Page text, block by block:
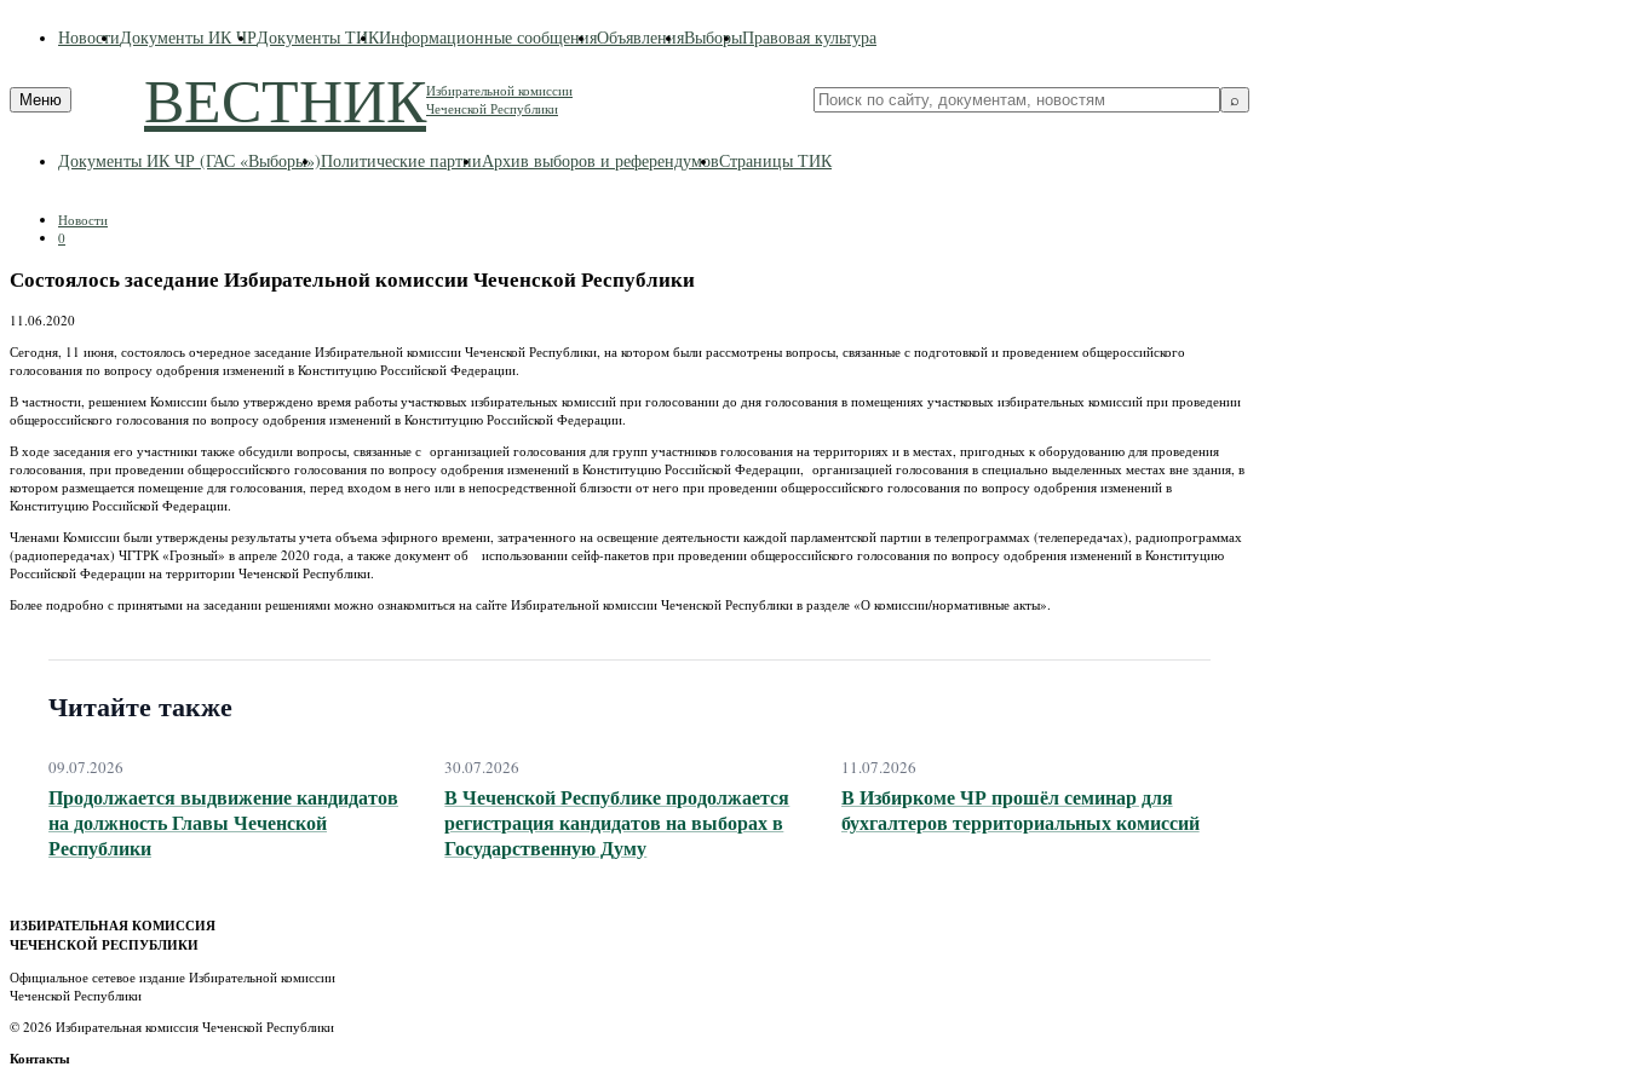
НовостиДокументы ИК ЧРДокументы ТИКИнформационные сообщенияОбъявленияВыборыПравовая культура
Меню ВЕСТНИКИзбирательной комиссии
Чеченской Республики
Поиск
по
⌕
Документы ИК ЧР (ГАС «Выборы»)Политические партииАрхив выборов и референдумовСтраницы ТИК
Новости
0
Состоялось заседание Избирательной комиссии Чеченской Республики
11.06.2020
Сегодня, 11 июня, состоялось очередное заседание Избирательной комиссии Чеченской Республики, на котором были рассмотрены вопросы, связанные с подготовкой и проведением общероссийского
голосования по вопросу одобрения изменений в Конституцию Российской Федерации.
В частности, решением Комиссии было утверждено время работы участковых избирательных комиссий при голосовании до дня голосования в помещениях участковых избирательных комиссий при проведении
общероссийского голосования по вопросу одобрения изменений в Конституцию Российской Федерации.
В ходе заседания его участники также обсудили вопросы, связанные с организацией голосования для групп участников голосования на территориях и в местах, пригодных к оборудованию для проведения
голосования, при проведении общероссийского голосования по вопросу одобрения изменений в Конституцию Российской Федерации, организацией голосования в специально выделенных местах вне здания, в
котором размещается помещение для голосования, перед входом в него или в непосредственной близости от него при проведении общероссийского голосования по вопросу одобрения изменений в
Конституцию Российской Федерации.
Членами Комиссии были утверждены результаты учета объема эфирного времени, затраченного на освещение деятельности каждой парламентской партии в телепрограммах (телепередачах), радиопрограммах
(радиопередачах) ЧГТРК «Грозный» в апреле 2020 года, а также документ об использовании сейф-пакетов при проведении общероссийского голосования по вопросу одобрения изменений в Конституцию
Российской Федерации на территории Чеченской Республики.
Более подробно с принятыми на заседании решениями можно ознакомиться на сайте Избирательной комиссии Чеченской Республики в разделе «О комиссии/нормативные акты».
Читайте также
09.07.2026
Продолжается выдвижение кандидатов
на должность Главы Чеченской
Республики
30.07.2026
В Чеченской Республике продолжается
регистрация кандидатов на выборах в
Государственную Думу
11.07.2026
В Избиркоме ЧР прошёл семинар для
бухгалтеров территориальных комиссий
ИЗБИРАТЕЛЬНАЯ КОМИССИЯ
ЧЕЧЕНСКОЙ РЕСПУБЛИКИ
Официальное сетевое издание Избирательной комиссии
Чеченской Республики
© 2026 Избирательная комиссия Чеченской Республики
Контакты